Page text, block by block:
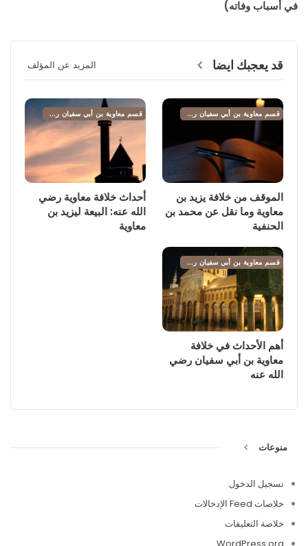
في أسباب وفاته)
قد يعجبك ايضا المزيد عن المؤلف
قسم معاوية بن أبي سفيان رضي الله عنه
الموقف من خلافة يزيد بن
معاوية وما نقل عن محمد بن
الحنفية
قسم معاوية بن أبي سفيان رضي الله عنه
أحداث خلافة معاوية رضي
الله عنه: البيعة ليزيد بن
معاوية
قسم معاوية بن أبي سفيان رضي الله عنه
أهم الأحداث في خلافة
معاوية بن أبي سفيان رضي
الله عنه
منوعات
تسجيل الدخول
خلاصات Feed الإدخالات
خلاصة التعليقات